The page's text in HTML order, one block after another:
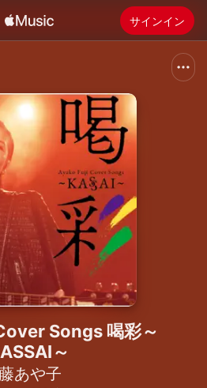
サインイン
をインストール
Songs 喝彩～
～
あや子